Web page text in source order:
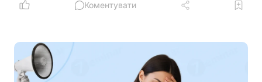
включає заробітну плату, компенсацію за
за середньомісячний заробіток, але може бути
збільшений колективним договором
Коментувати